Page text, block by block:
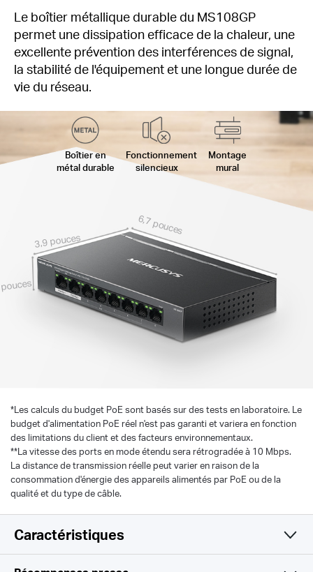
Le boîtier métallique durable du MS108GP
permet une dissipation efficace de la chaleur, une
excellente prévention des interférences de signal,
la stabilité de l'équipement et une longue durée de
vie du réseau.
Boîtier en
métal durable
Fonctionnement
silencieux
Montage
mural
6,7 pouces
3,9 pouces
*Les calculs du budget PoE sont basés sur des tests en laboratoire. Le
budget d'alimentation PoE réel n'est pas garanti et variera en fonction
des limitations du client et des facteurs environnementaux.
**La vitesse des ports en mode étendu sera rétrogradée à 10 Mbps.
La distance de transmission réelle peut varier en raison de la
consommation d'énergie des appareils alimentés par PoE ou de la
qualité et du type de câble.
Caractéristiques